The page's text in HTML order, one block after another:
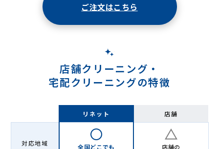
ご注文はこちら
店舗クリーニング・
宅配クリーニングの特徴
リネット 店舗
対応地域
全国どこでも
店舗の